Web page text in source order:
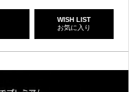
WISH LIST
お気に入り